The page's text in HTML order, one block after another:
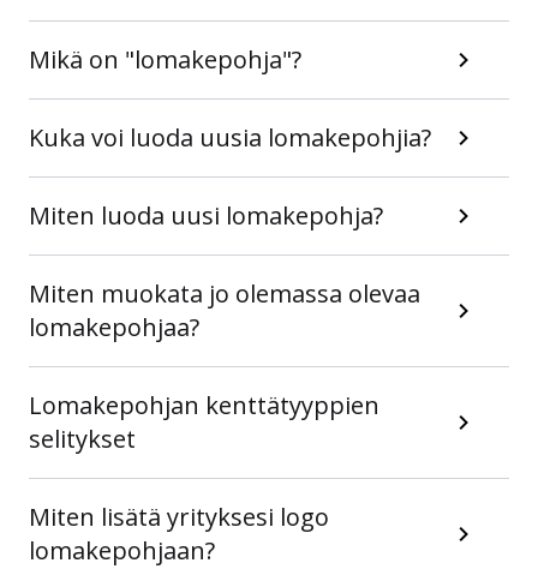
Mikä on "lomakepohja"?
Kuka voi luoda uusia lomakepohjia?
Miten luoda uusi lomakepohja?
Miten muokata jo olemassa olevaa
lomakepohjaa?
Lomakepohjan kenttätyyppien
selitykset
Miten lisätä yrityksesi logo
lomakepohjaan?